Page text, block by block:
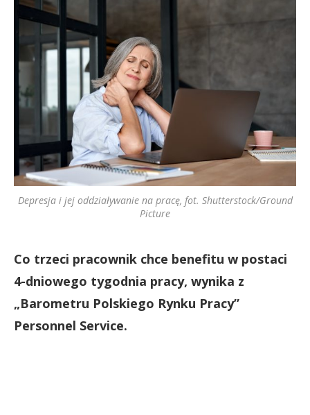
Depresja i jej oddziaływanie na pracę, fot. Shutterstock/Ground
Picture
Co trzeci pracownik chce benefitu w postaci
4-dniowego tygodnia pracy, wynika z
„Barometru Polskiego Rynku Pracy”
Personnel Service.